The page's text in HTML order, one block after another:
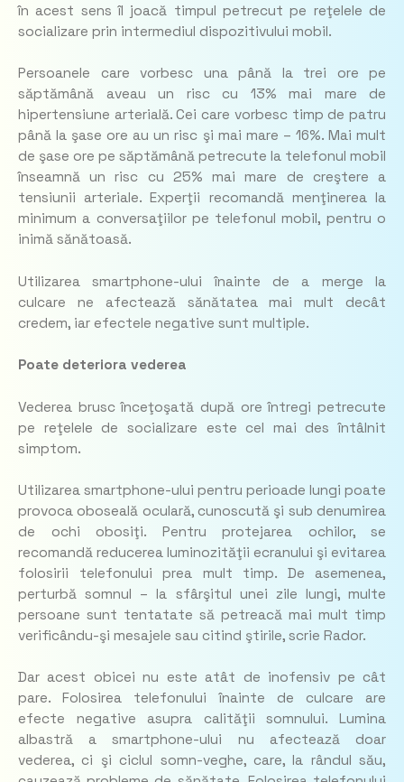
în acest sens îl joacă timpul petrecut pe reţelele de
socializare prin intermediul dispozitivului mobil.
Persoanele care vorbesc una până la trei ore pe
săptămână aveau un risc cu 13% mai mare de
hipertensiune arterială. Cei care vorbesc timp de patru
până la şase ore au un risc şi mai mare – 16%. Mai mult
de şase ore pe săptămână petrecute la telefonul mobil
înseamnă un risc cu 25% mai mare de creştere a
tensiunii arteriale. Experţii recomandă menţinerea la
minimum a conversaţiilor pe telefonul mobil, pentru o
inimă sănătoasă.
Utilizarea smartphone-ului înainte de a merge la
culcare ne afectează sănătatea mai mult decât
credem, iar efectele negative sunt multiple.
Poate deteriora vederea
Vederea brusc înceţoşată după ore întregi petrecute
pe reţelele de socializare este cel mai des întâlnit
simptom.
Utilizarea smartphone-ului pentru perioade lungi poate
provoca oboseală oculară, cunoscută şi sub denumirea
de ochi obosiţi. Pentru protejarea ochilor, se
recomandă reducerea luminozităţii ecranului şi evitarea
folosirii telefonului prea mult timp. De asemenea,
perturbă somnul – la sfârşitul unei zile lungi, multe
persoane sunt tentatate să petreacă mai mult timp
verificându-şi mesajele sau citind ştirile, scrie Rador.
Dar acest obicei nu este atât de inofensiv pe cât
pare. Folosirea telefonului înainte de culcare are
efecte negative asupra calităţii somnului. Lumina
albastră a smartphone-ului nu afectează doar
vederea, ci şi ciclul somn-veghe, care, la rândul său,